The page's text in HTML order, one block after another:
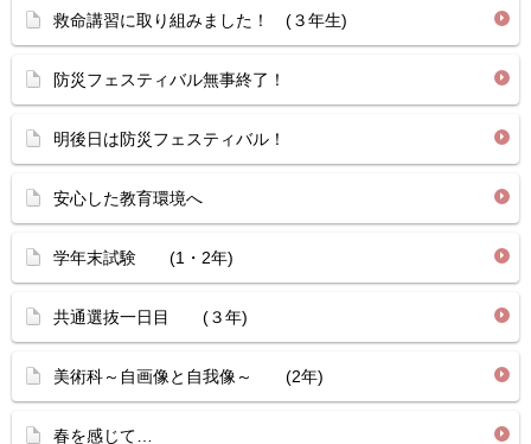
救命講習に取り組みました！ (３年生)
防災フェスティバル無事終了！
明後日は防災フェスティバル！
安心した教育環境へ
学年末試験 (1・2年)
共通選抜一日目 (３年)
美術科～自画像と自我像～ (2年)
春を感じて…